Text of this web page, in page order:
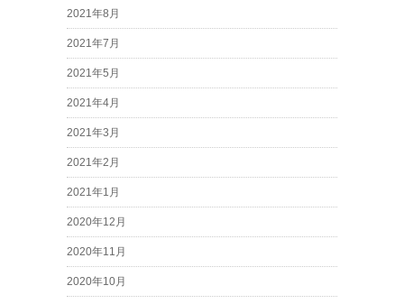
2021年8月
2021年7月
2021年5月
2021年4月
2021年3月
2021年2月
2021年1月
2020年12月
2020年11月
2020年10月